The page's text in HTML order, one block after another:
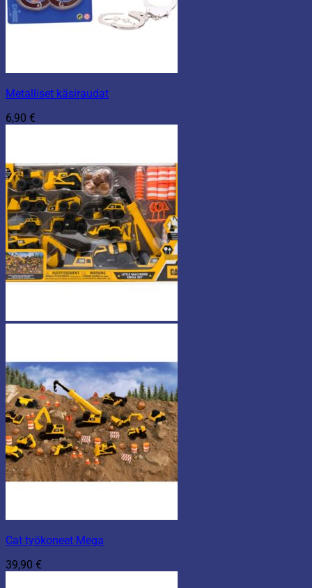
Metalliset käsiraudat
6,90 €
Cat työkoneet Mega
39,90 €